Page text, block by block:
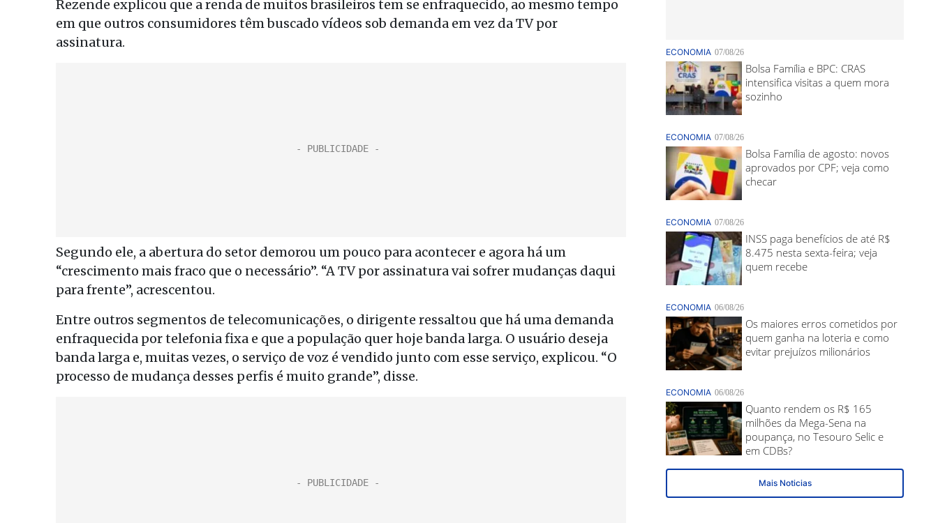
Rezende explicou que a renda de muitos brasileiros tem se enfraquecido, ao mesmo tempo
em que outros consumidores têm buscado vídeos sob demanda em vez da TV por
assinatura.
Segundo ele, a abertura do setor demorou um pouco para acontecer e agora há um
“crescimento mais fraco que o necessário”. “A TV por assinatura vai sofrer mudanças daqui
para frente”, acrescentou.
Entre outros segmentos de telecomunicações, o dirigente ressaltou que há uma demanda
enfraquecida por telefonia fixa e que a população quer hoje banda larga. O usuário deseja
banda larga e, muitas vezes, o serviço de voz é vendido junto com esse serviço, explicou. “O
processo de mudança desses perfis é muito grande”, disse.